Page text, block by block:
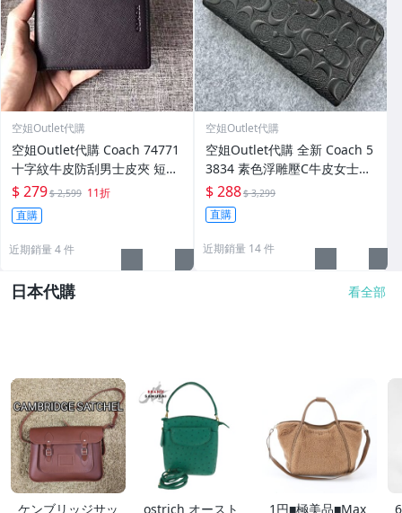
空姐Outlet代購
空姐Outlet代購 Coach 74771
十字紋牛皮防刮男士皮夾 短夾
內置零錢袋 多卡位 附購證
$ 279$ 2,599 11折
直購
近期銷量 4 件
空姐Outlet代購
空姐Outlet代購 全新 Coach 5
3834 素色浮雕壓C牛皮女士長
夾 錢夾 手拿包 皮夾 附購證
$ 288$ 3,299
直購
近期銷量 14 件
日本代購 看全部
ケンブリッジサッ
ostrich オースト
1円■極美品■Max